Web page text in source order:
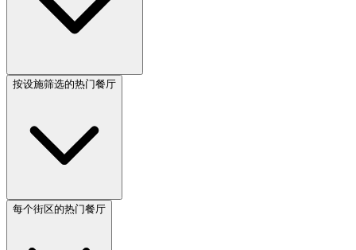
按设施筛选的热门餐厅
每个街区的热门餐厅